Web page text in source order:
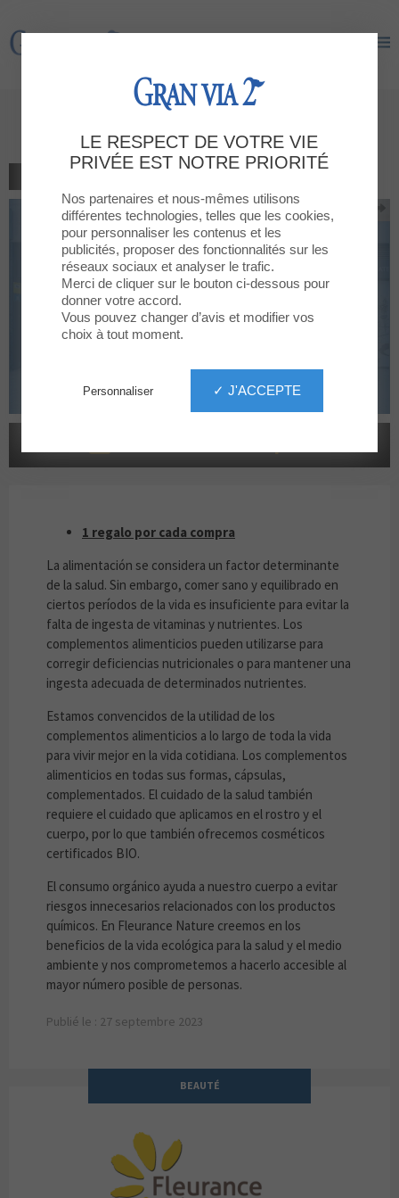
Gran Via 2
1 REGALO POR CADA COMPRA
1 regalo por cada compra
La alimentación se considera un factor determinante
de la salud. Sin embargo, comer sano y equilibrado en
ciertos períodos de la vida es insuficiente para evitar la
falta de ingesta de vitaminas y nutrientes. Los
complementos alimenticios pueden utilizarse para
corregir deficiencias nutricionales o para mantener una
ingesta adecuada de determinados nutrientes.
Estamos convencidos de la utilidad de los
complementos alimenticios a lo largo de toda la vida
para vivir mejor en la vida cotidiana. Los complementos
alimenticios en todas sus formas, cápsulas,
complementados. El cuidado de la salud también
requiere el cuidado que aplicamos en el rostro y el
cuerpo, por lo que también ofrecemos cosméticos
certificados BIO.
El consumo orgánico ayuda a nuestro cuerpo a evitar
riesgos innecesarios relacionados con los productos
químicos. En Fleurance Nature creemos en los
beneficios de la vida ecológica para la salud y el medio
ambiente y nos comprometemos a hacerlo accesible al
mayor número posible de personas.
Publié le : 27 septembre 2023
BEAUTÉ
Fleurance Nature
LE RESPECT DE VOTRE VIE
PRIVÉE EST NOTRE PRIORITÉ
Nos partenaires et nous-mêmes utilisons
différentes technologies, telles que les cookies,
pour personnaliser les contenus et les
publicités, proposer des fonctionnalités sur les
réseaux sociaux et analyser le trafic.
Merci de cliquer sur le bouton ci-dessous pour
donner votre accord.
Vous pouvez changer d’avis et modifier vos
choix à tout moment.
✓ J'ACCEPTE
Personnaliser